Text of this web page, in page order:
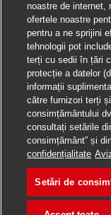
noastre de internet,
ofertele noastre
pentru a ne sprijini
tehnologii pot
terți cu sedii în țări
protecție a datelor
informații
către furnizori terți
consimțământului
consultați setările
consimțământ” și
confidențialitate
Setări de